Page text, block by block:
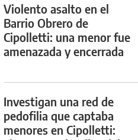
Violento asalto en el
Barrio Obrero de
Cipolletti: una menor fue
amenazada y encerrada
Investigan una red de
pedofilia que captaba
menores en Cipolletti: